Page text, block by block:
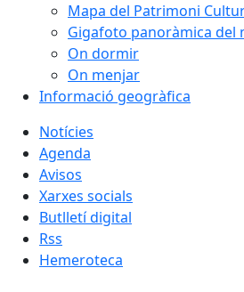
Mapa del Patrimoni
Gigafoto panoràmica del
On dormir
On menjar
Informació geogràfica
Notícies
Agenda
Avisos
Xarxes socials
Butlletí digital
Rss
Hemeroteca